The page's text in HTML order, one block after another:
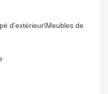
d'extérieur\Meubles de